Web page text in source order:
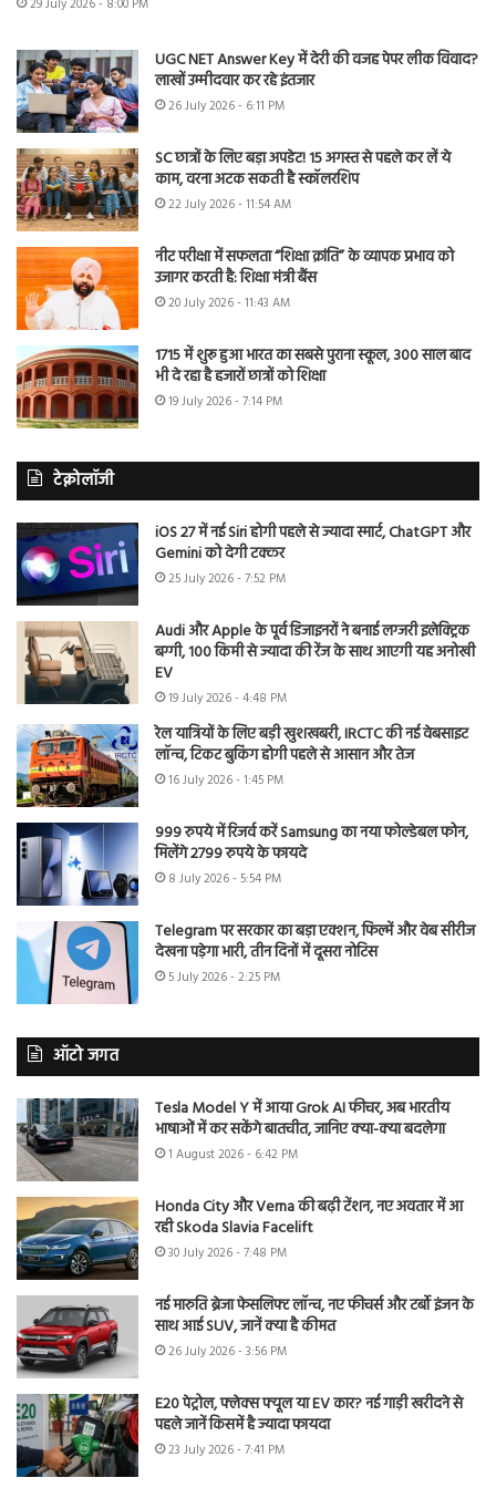
29 July 2026 - 8:00 PM
UGC NET Answer Key में देरी की वजह पेपर लीक विवाद?
लाखों उम्मीदवार कर रहे इंतजार
26 July 2026 - 6:11 PM
SC छात्रों के लिए बड़ा अपडेट! 15 अगस्त से पहले कर लें ये
काम, वरना अटक सकती है स्कॉलरशिप
22 July 2026 - 11:54 AM
नीट परीक्षा में सफलता “शिक्षा क्रांति” के व्यापक प्रभाव को
उजागर करती है: शिक्षा मंत्री बैंस
20 July 2026 - 11:43 AM
1715 में शुरू हुआ भारत का सबसे पुराना स्कूल, 300 साल बाद
भी दे रहा है हजारों छात्रों को शिक्षा
19 July 2026 - 7:14 PM
टेक्नोलॉजी
iOS 27 में नई Siri होगी पहले से ज्यादा स्मार्ट, ChatGPT और
Gemini को देगी टक्कर
25 July 2026 - 7:52 PM
Audi और Apple के पूर्व डिजाइनरों ने बनाई लग्जरी इलेक्ट्रिक
बग्गी, 100 किमी से ज्यादा की रेंज के साथ आएगी यह अनोखी
EV
19 July 2026 - 4:48 PM
रेल यात्रियों के लिए बड़ी खुशखबरी, IRCTC की नई वेबसाइट
लॉन्च, टिकट बुकिंग होगी पहले से आसान और तेज
16 July 2026 - 1:45 PM
999 रुपये में रिजर्व करें Samsung का नया फोल्डेबल फोन,
मिलेंगे 2799 रुपये के फायदे
8 July 2026 - 5:54 PM
Telegram पर सरकार का बड़ा एक्शन, फिल्में और वेब सीरीज
देखना पड़ेगा भारी, तीन दिनों में दूसरा नोटिस
5 July 2026 - 2:25 PM
ऑटो जगत
Tesla Model Y में आया Grok AI फीचर, अब भारतीय
भाषाओं में कर सकेंगे बातचीत, जानिए क्या-क्या बदलेगा
1 August 2026 - 6:42 PM
Honda City और Verna की बढ़ी टेंशन, नए अवतार में आ
रही Skoda Slavia Facelift
30 July 2026 - 7:48 PM
नई मारुति ब्रेजा फेसलिफ्ट लॉन्च, नए फीचर्स और टर्बो इंजन के
साथ आई SUV, जानें क्या है कीमत
26 July 2026 - 3:56 PM
E20 पेट्रोल, फ्लेक्स फ्यूल या EV कार? नई गाड़ी खरीदने से
पहले जानें किसमें है ज्यादा फायदा
23 July 2026 - 7:41 PM